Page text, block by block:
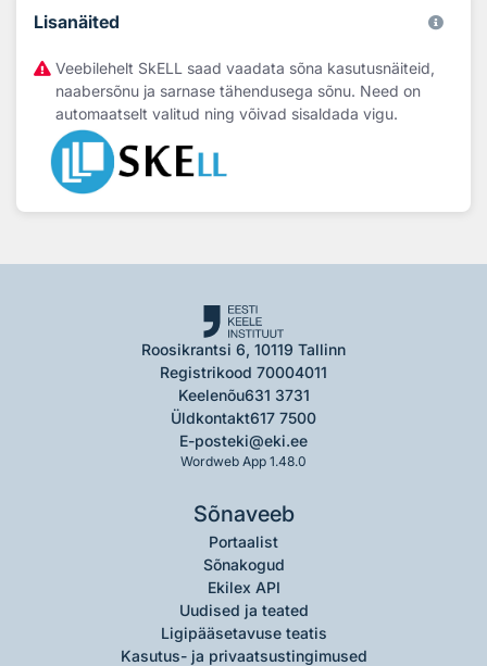
Lisanäited
Veebilehelt SkELL saad vaadata sõna kasutusnäiteid,
naabersõnu ja sarnase tähendusega sõnu. Need on
automaatselt valitud ning võivad sisaldada vigu.
Roosikrantsi 6, 10119 Tallinn
Registrikood 70004011
Keelenõu631 3731
Üldkontakt617 7500
E-posteki@eki.ee
Wordweb App 1.48.0
Sõnaveeb
Portaalist
Sõnakogud
Ekilex API
Uudised ja teated
Ligipääsetavuse teatis
Kasutus- ja privaatsustingimused